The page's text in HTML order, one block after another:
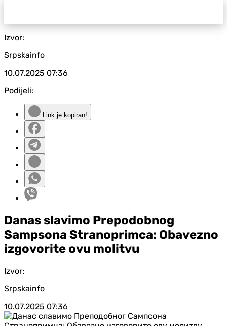
Izvor:
Srpskainfo
10.07.2025 07:36
Podijeli:
Link je kopiran!
Danas slavimo Prepodobnog
Sampsona Stranoprimca: Obavezno
izgovorite ovu molitvu
Izvor:
Srpskainfo
10.07.2025 07:36